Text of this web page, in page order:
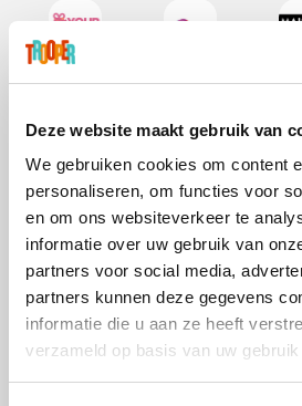
Deze website maakt gebruik van
We gebruiken cookies om content
personaliseren, om functies voor
en om ons websiteverkeer te
informatie over uw gebruik van
partners voor social media,
partners kunnen deze gegevens
informatie die u aan ze heeft
verzameld op basis van uw
Weekendesk Sarenza